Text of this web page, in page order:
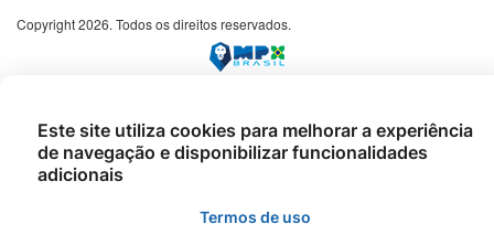
Copyright 2026. Todos os direitos reservados.
Este site utiliza cookies para melhorar a experiência
de navegação e disponibilizar funcionalidades
adicionais
Termos de uso